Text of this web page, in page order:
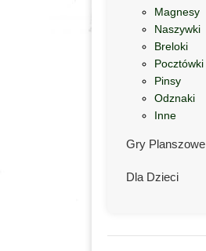
Magnesy
Naszywki
Breloki
Pocztówki
Pinsy
Odznaki
Inne
Gry Planszowe
Dla Dzieci